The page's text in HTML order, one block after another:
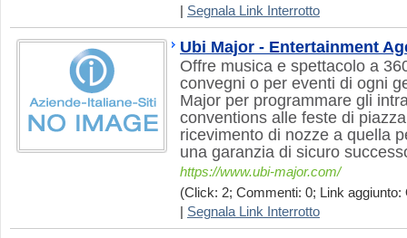
Segnala Link Interrotto
Ubi Major - Entertainment
Offre musica e spettacolo a
convegni o per eventi di ogni
Major per programmare gli
conventions alle feste di
ricevimento di nozze a quella
una garanzia di sicuro
https://www.ubi-major.com/
(Click: 2; Commenti: 0; Link aggiunto:
Segnala Link Interrotto